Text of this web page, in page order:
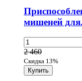
мишеней
2 460
Скидка 13%